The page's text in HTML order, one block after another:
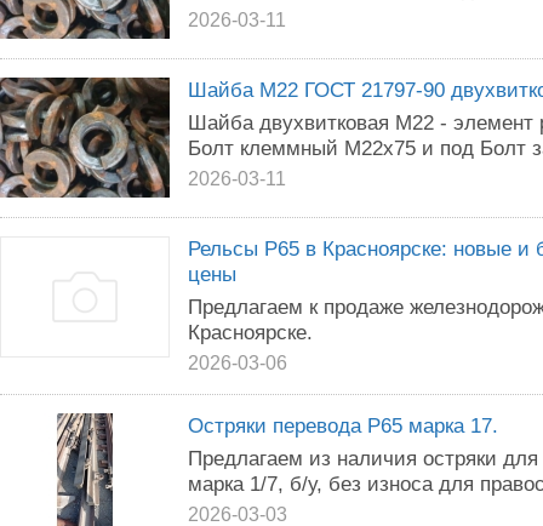
2026-03-11
Шайба М22 ГОСТ 21797-90
Шайба двухвитковая М22 - элемент
Болт клеммный М22х75 и под Болт
2026-03-11
Рельсы Р65 в Красноярске: новые
цены
Предлагаем к продаже
Красноярске.
2026-03-06
Остряки перевода Р65 марка 17.
Предлагаем из наличия остряки
марка 1/7, б/у, без износа для
2026-03-03